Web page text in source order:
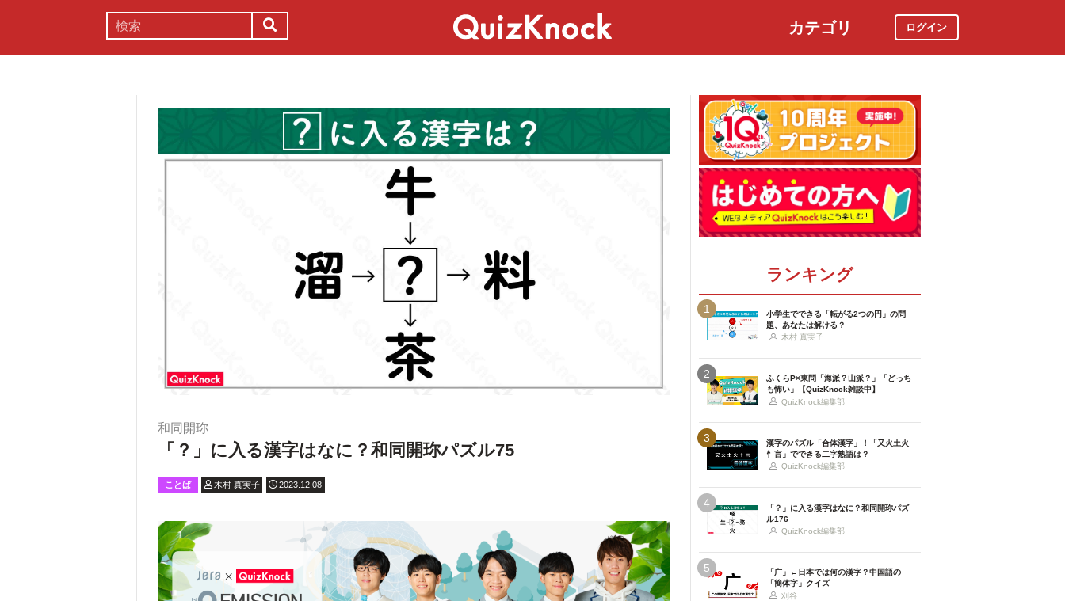
カテゴリ ログイン
和同開珎
「？」に入る漢字はなに？和同開珎パズル75
ことば 木村 真実子 2023.12.08
ランキング
1
小学生でできる「転がる2つの円」の問
題、あなたは解ける？
木村 真実子
2
ふくらP×東問「海派？山派？」「どっち
も怖い」【QuizKnock雑談中】
QuizKnock編集部
3
漢字のパズル「合体漢字」！「又火土火
忄言」でできる二字熟語は？
QuizKnock編集部
4
「？」に入る漢字はなに？和同開珎パズ
ル176
QuizKnock編集部
5
「广」←日本では何の漢字？中国語の
「簡体字」クイズ
刈谷